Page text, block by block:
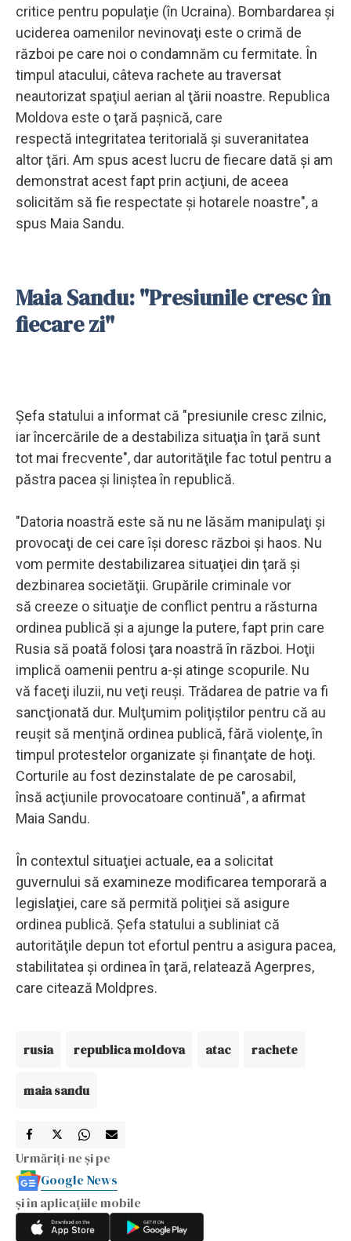
critice pentru populaţie (în Ucraina). Bombardarea şi
uciderea oamenilor nevinovaţi este o crimă de
război pe care noi o condamnăm cu fermitate. În
timpul atacului, câteva rachete au traversat
neautorizat spaţiul aerian al ţării noastre. Republica
Moldova este o ţară paşnică, care
respectă integritatea teritorială şi suveranitatea
altor ţări. Am spus acest lucru de fiecare dată şi am
demonstrat acest fapt prin acţiuni, de aceea
solicităm să fie respectate şi hotarele noastre", a
spus Maia Sandu.
Maia Sandu: "Presiunile cresc în
fiecare zi"
Şefa statului a informat că "presiunile cresc zilnic,
iar încercările de a destabiliza situaţia în ţară sunt
tot mai frecvente", dar autorităţile fac totul pentru a
păstra pacea şi liniştea în republică.
"Datoria noastră este să nu ne lăsăm manipulaţi şi
provocaţi de cei care îşi doresc război şi haos. Nu
vom permite destabilizarea situaţiei din ţară şi
dezbinarea societăţii. Grupările criminale vor
să creeze o situaţie de conflict pentru a răsturna
ordinea publică şi a ajunge la putere, fapt prin care
Rusia să poată folosi ţara noastră în război. Hoţii
implică oamenii pentru a-şi atinge scopurile. Nu
vă faceţi iluzii, nu veţi reuşi. Trădarea de patrie va fi
sancţionată dur. Mulţumim poliţiştilor pentru că au
reuşit să menţină ordinea publică, fără violenţe, în
timpul protestelor organizate şi finanţate de hoţi.
Corturile au fost dezinstalate de pe carosabil,
însă acţiunile provocatoare continuă", a afirmat
Maia Sandu.
În contextul situaţiei actuale, ea a solicitat
guvernului să examineze modificarea temporară a
legislaţiei, care să permită poliţiei să asigure
ordinea publică. Şefa statului a subliniat că
autorităţile depun tot efortul pentru a asigura pacea,
stabilitatea şi ordinea în ţară, relatează Agerpres,
care citează Moldpres.
rusia republica moldova atac rachete
maia sandu
Urmăriți-ne și pe
Google News
și în aplicațiile mobile